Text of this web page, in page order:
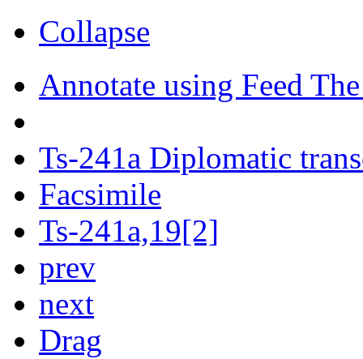
Collapse
Annotate using Feed
Ts-241a Diplomatic
Facsimile
Ts-241a,19[2]
prev
next
Drag